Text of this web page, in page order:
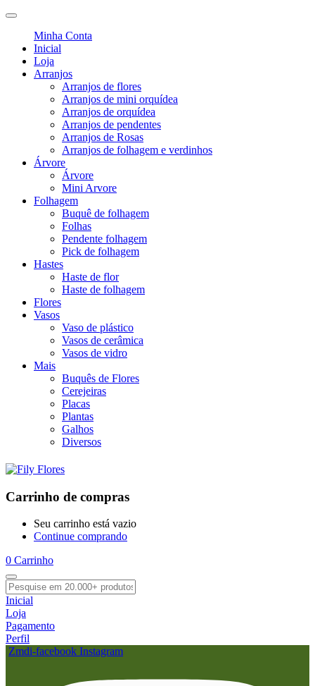
Minha Conta
Inicial
Loja
Arranjos
Arranjos de flores
Arranjos de mini orquídea
Arranjos de orquídea
Arranjos de pendentes
Arranjos de Rosas
Arranjos de folhagem e verdinhos
Árvore
Árvore
Mini Arvore
Folhagem
Buquê de folhagem
Folhas
Pendente folhagem
Pick de folhagem
Hastes
Haste de flor
Haste de folhagem
Flores
Vasos
Vaso de plástico
Vasos de cerâmica
Vasos de vidro
Mais
Buquês de Flores
Cerejeiras
Placas
Plantas
Galhos
Diversos
Carrinho de compras
Seu carrinho está vazio
Continue comprando
0 Carrinho
Inicial
Loja
Pagamento
Perfil
Zmdi-facebook Instagram